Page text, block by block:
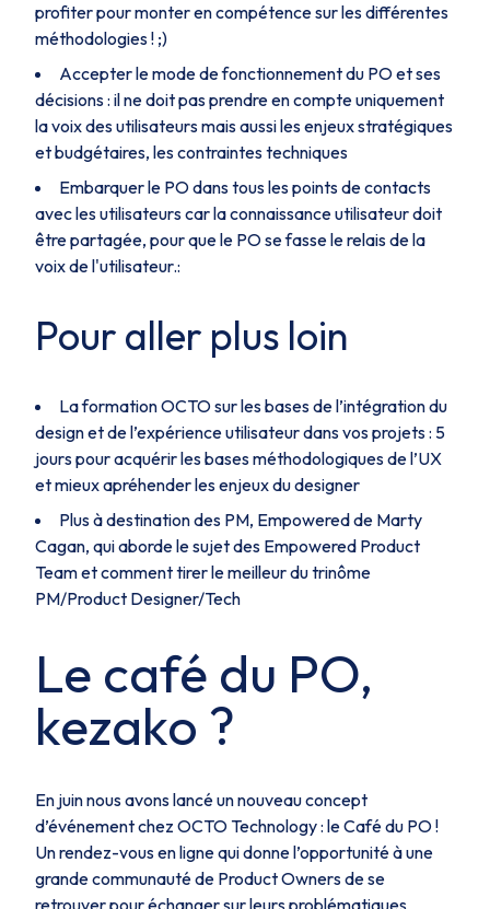
profiter pour monter en compétence sur les différentes
méthodologies ! ;)
Accepter le mode de fonctionnement du PO et ses
décisions : il ne doit pas prendre en compte uniquement
la voix des utilisateurs mais aussi les enjeux stratégiques
et budgétaires, les contraintes techniques
Embarquer le PO dans tous les points de contacts
avec les utilisateurs car la connaissance utilisateur doit
être partagée, pour que le PO se fasse le relais de la
voix de l'utilisateur.:
Pour aller plus loin
La formation OCTO sur les bases de l’intégration du
design et de l’expérience utilisateur dans vos projets : 5
jours pour acquérir les bases méthodologiques de l’UX
et mieux apréhender les enjeux du designer
Plus à destination des PM, Empowered de Marty
Cagan, qui aborde le sujet des Empowered Product
Team et comment tirer le meilleur du trinôme
PM/Product Designer/Tech
Le café du PO,
kezako ?
En juin nous avons lancé un nouveau concept
d’événement chez OCTO Technology : le Café du PO !
Un rendez-vous en ligne qui donne l’opportunité à une
grande communauté de Product Owners de se
retrouver pour échanger sur leurs problématiques